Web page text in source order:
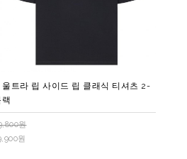
울트라 립 사이드 립 클래식 티셔츠 2-
랙
원
원